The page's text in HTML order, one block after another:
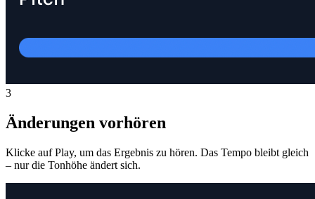
3
Änderungen vorhören
Klicke auf Play, um das Ergebnis zu hören. Das Tempo bleibt gleich
– nur die Tonhöhe ändert sich.